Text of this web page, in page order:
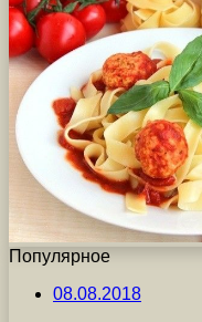
Популярное
08.08.2018